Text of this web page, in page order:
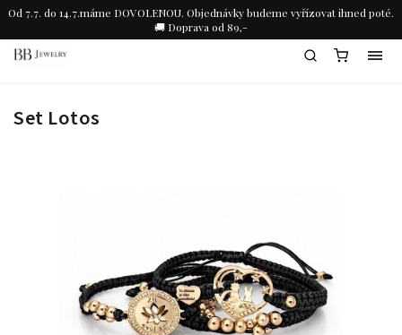
Od 7.7. do 14.7.máme DOVOLENOU. Objednávky budeme vyřízovat ihned poté.
🚚 Doprava od 89,-
Set Lotos